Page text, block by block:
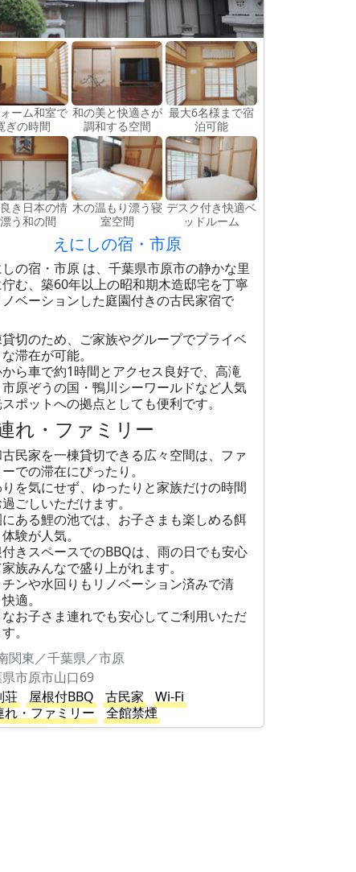
ーム和室で
ぎの時間
和の美と快適さが
調和する空間
最大6名様まで宿
泊可能
き日本の情
う和の間
木の温もり漂う寝
室空間
デスク付き快適ベ
ッドルーム
えにしの宿・市原
しの宿・市原 は、千葉県市原市の静かな里
む、築60年以上の昭和期木造邸宅を丁寧
ベーションした庭園付きの古民家宿で
切のため、ご家族やグループでプライベ
滞在が可能。
ら車で約1時間とアクセス良好で、高滝
原ぞうの国・鴨川シーワールドなど人気
ポットへの拠点としても便利です。
れ・ファミリー
民家を一棟貸切できる広々空間は、ファ
ーでの滞在にぴったり。
りを気にせず、ゆったりと家族だけの時間
ごしいただけます。
ある鯉の池では、お子さまも楽しめる餌
験が人気。
きスペースでのBBQは、雨の日でも安心
家族みんなで盛り上がれます。
ンや水回りもリノベーション済みで清
適。
お子さま連れでも安心してご利用いただ
。
関東／千葉県／市原
市原市山口69
荘
屋根付BBQ 古民家
Wi-Fi
れ・ファミリー
全館禁煙